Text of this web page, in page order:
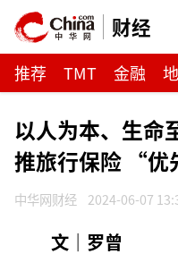
财经
推荐 TMT 金融
以人为本、生命
推旅行保险 “
中华网财经 2024-06-07
文｜罗曾